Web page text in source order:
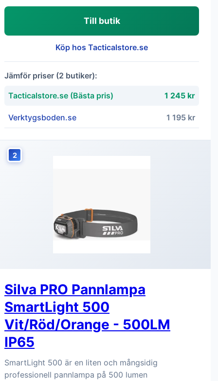
Till butik
Köp hos Tacticalstore.se
Jämför priser (2 butiker):
Tacticalstore.se (Bästa pris) 1 245 kr
Verktygsboden.se 1 195 kr
2
Silva PRO Pannlampa
SmartLight 500
Vit/Röd/Orange - 500LM
IP65
SmartLight 500 är en liten och mångsidig
professionell pannlampa på 500 lumen